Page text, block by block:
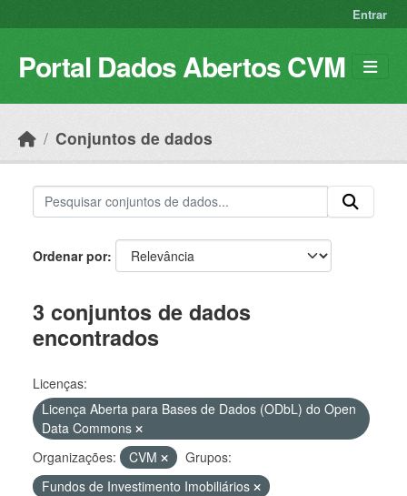
Entrar
Portal Dados Abertos CVM
Conjuntos de dados
Ordenar por
3 conjuntos de dados
encontrados
Licenças:
Licença Aberta para Bases de Dados (ODbL) do Open
Data Commons
Organizações:
CVM
Grupos:
Fundos de Investimento Imobiliários